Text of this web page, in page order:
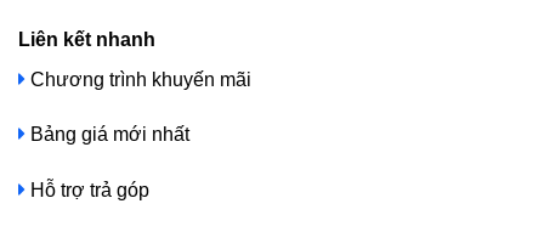
Liên kết nhanh
Chương trình khuyến mãi
Bảng giá mới nhất
Hỗ trợ trả góp